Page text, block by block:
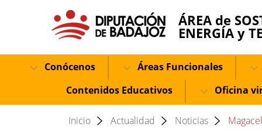
ÁREA de
ENERGÍA y
Conócenos Áreas Funcionales
Contenidos Educativos
Oficina
Inicio Actualidad Noticias